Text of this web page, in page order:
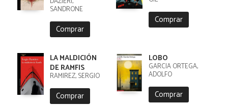
SANDRONE
Comprar
Comprar
LA MALDICIÓN
DE RAMFIS
RAMIREZ, SERGIO
Comprar
LOBO
GARCIA ORTEGA,
ADOLFO
Comprar